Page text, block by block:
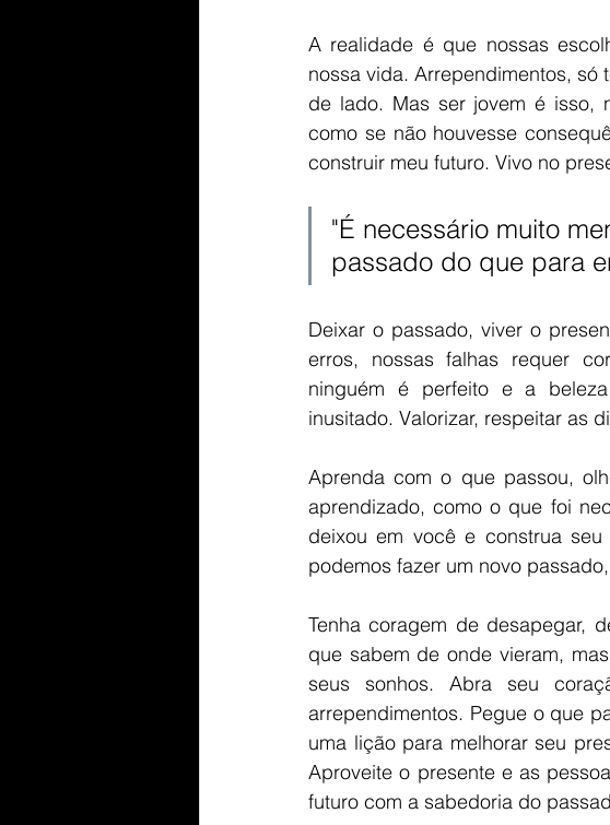
A realidade é que nossas
nossa vida. Arrependimentos,
de lado. Mas ser jovem é isso,
como se não houvesse
construir meu futuro. Vivo no
"É necessário muito
passado do que para
Deixar o passado, viver o
erros, nossas falhas requer
ninguém é perfeito e a
inusitado. Valorizar, respeitar as
Aprenda com o que passou,
aprendizado, como o que foi
deixou em você e construa
podemos fazer um novo
Tenha coragem de desapegar,
que sabem de onde vieram,
seus sonhos. Abra seu
arrependimentos. Pegue o que
uma lição para melhorar seu
Aproveite o presente e as
futuro com a sabedoria do